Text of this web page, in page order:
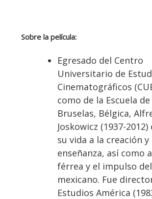
Sobre la película:
Egresado del Centro
Universitario de
Cinematográficos
como de la Escuela de
Bruselas, Bélgica,
Joskowicz (1937-
su vida a la creación y
enseñanza, así como
férrea y el impulso
mexicano. Fue
Estudios América